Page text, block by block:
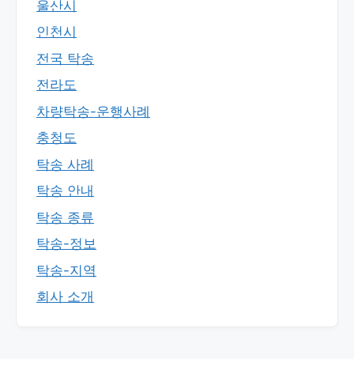
울산시
인천시
전국 탁송
전라도
차량탁송-운행사례
충청도
탁송 사례
탁송 안내
탁송 종류
탁송-정보
탁송-지역
회사 소개